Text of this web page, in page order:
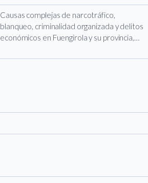
Causas complejas de narcotráfico,
blanqueo, criminalidad organizada y delitos
económicos en Fuengirola y su provincia,…